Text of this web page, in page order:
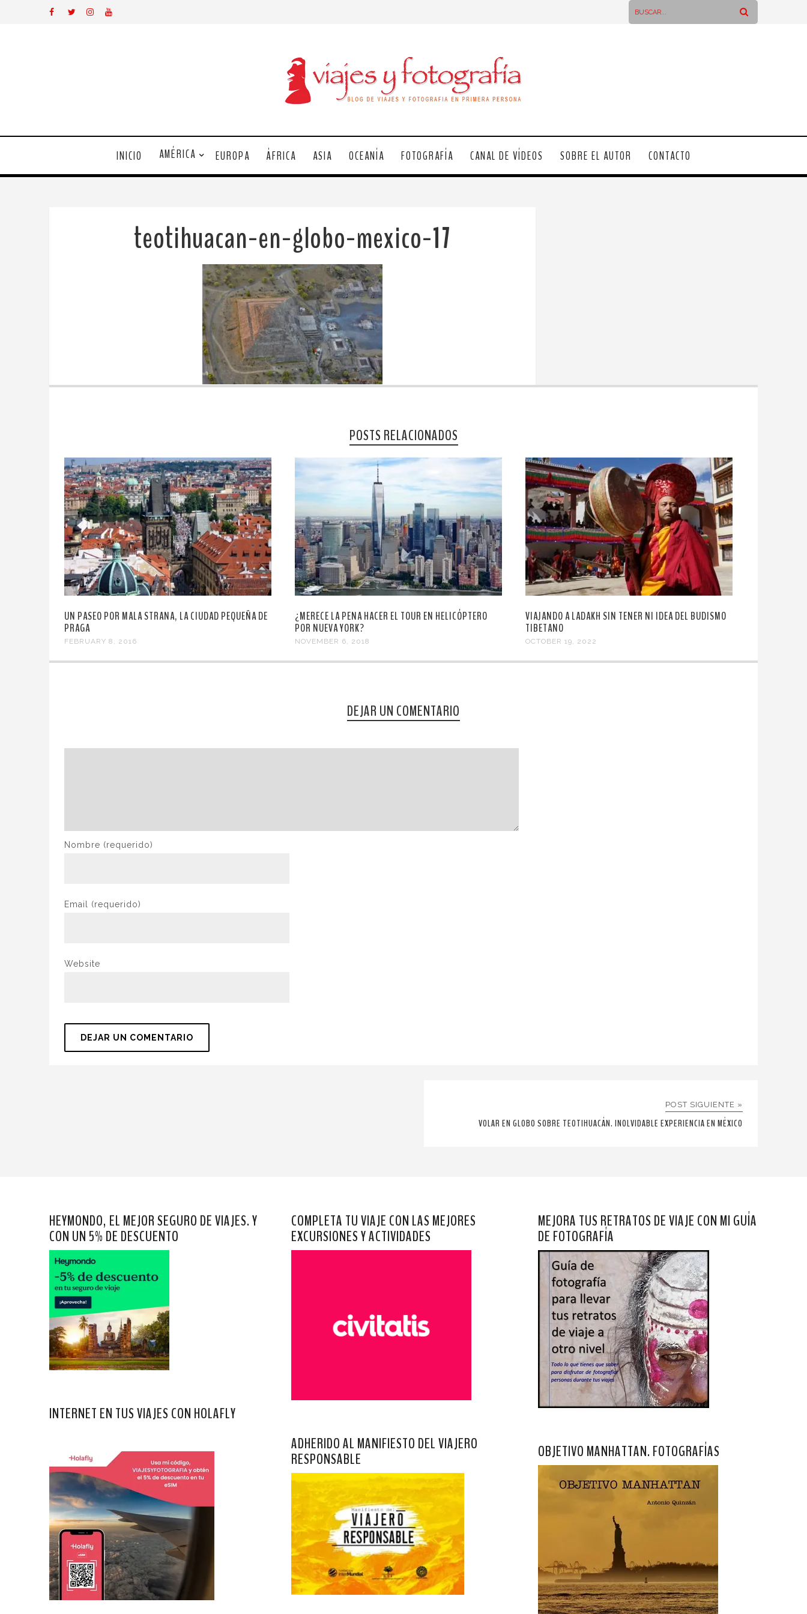
INICIO AMÉRICA EUROPA ÁFRICA ASIA OCEANÍA FOTOGRAFÍA CANAL DE VÍDEOS SOBRE EL AUTOR CONTACTO
teotihuacan-en-globo-mexico-17
POSTS RELACIONADOS
UN PASEO POR MALA STRANA, LA CIUDAD PEQUEÑA DE
PRAGA
FEBRUARY 8, 2016
¿MERECE LA PENA HACER EL TOUR EN HELICÓPTERO
POR NUEVA YORK?
NOVEMBER 6, 2018
VIAJANDO A LADAKH SIN TENER NI IDEA DEL BUDISMO
TIBETANO
OCTOBER 19, 2022
DEJAR UN COMENTARIO
Nombre (requerido)
Email (requerido)
Website
POST SIGUIENTE »
VOLAR EN GLOBO SOBRE TEOTIHUACÁN. INOLVIDABLE EXPERIENCIA EN MÉXICO
HEYMONDO, EL MEJOR SEGURO DE VIAJES. Y
CON UN 5% DE DESCUENTO
INTERNET EN TUS VIAJES CON HOLAFLY
COMPLETA TU VIAJE CON LAS MEJORES
EXCURSIONES Y ACTIVIDADES
ADHERIDO AL MANIFIESTO DEL VIAJERO
RESPONSABLE
MEJORA TUS RETRATOS DE VIAJE CON MI GUÍA
DE FOTOGRAFÍA
OBJETIVO MANHATTAN. FOTOGRAFÍAS